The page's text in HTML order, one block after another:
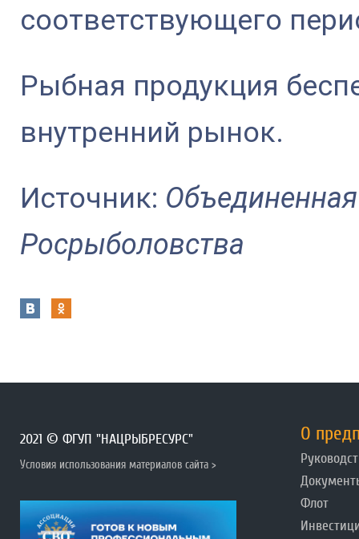
соответствующего
Рыбная продукция
внутренний рынок.
Источник:
Росрыболовства
2021 © ФГУП "НАЦРЫБРЕСУРС"
Условия использования материалов сайта >
О
Флот